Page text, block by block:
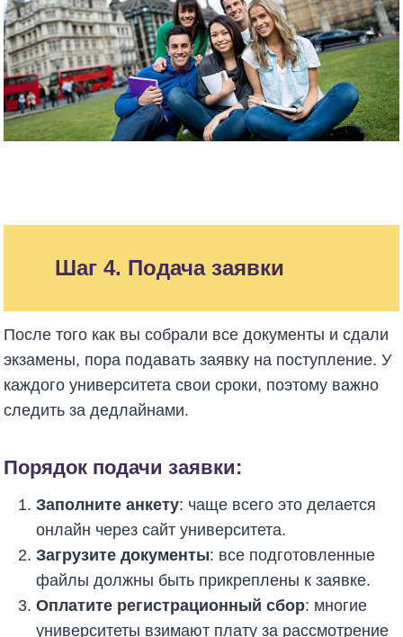
Шаг 4. Подача заявки
После того как вы собрали все документы и сдали
экзамены, пора подавать заявку на поступление. У
каждого университета свои сроки, поэтому важно
следить за дедлайнами.
Порядок подачи заявки:
Заполните анкету: чаще всего это делается
онлайн через сайт университета.
Загрузите документы: все подготовленные
файлы должны быть прикреплены к заявке.
Оплатите регистрационный сбор: многие
университеты взимают плату за рассмотрение